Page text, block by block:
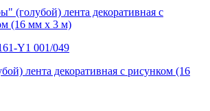
Y1 001/049
лента декоративная с рисунком (16